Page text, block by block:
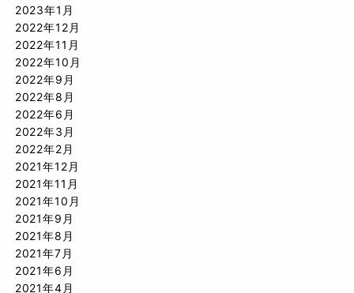
2023年1月
2022年12月
2022年11月
2022年10月
2022年9月
2022年8月
2022年6月
2022年3月
2022年2月
2021年12月
2021年11月
2021年10月
2021年9月
2021年8月
2021年7月
2021年6月
2021年4月